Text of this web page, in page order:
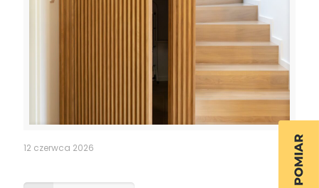
12 czerwca 2026